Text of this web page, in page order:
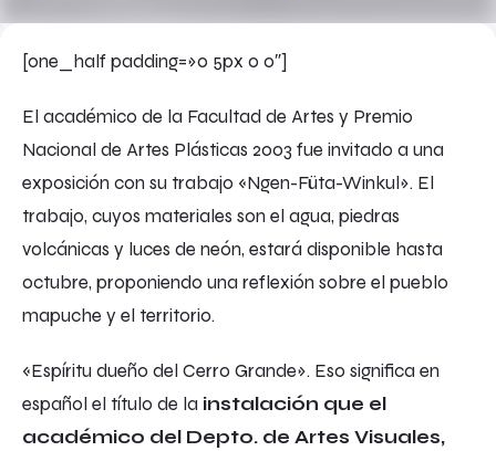
[one_half padding=»0 5px 0 0″]
El académico de la Facultad de Artes y Premio
Nacional de Artes Plásticas 2003 fue invitado a una
exposición con su trabajo «Ngen-Füta-Winkul». El
trabajo, cuyos materiales son el agua, piedras
volcánicas y luces de neón, estará disponible hasta
octubre, proponiendo una reflexión sobre el pueblo
mapuche y el territorio.
«Espíritu dueño del Cerro Grande». Eso significa en
español el título de la instalación que el
académico del Depto. de Artes Visuales,